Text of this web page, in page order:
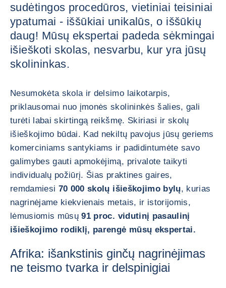
sudėtingos procedūros, vietiniai teisiniai
ypatumai - iššūkiai unikalūs, o iššūkių
daug! Mūsų ekspertai padeda sėkmingai
išieškoti skolas, nesvarbu, kur yra jūsų
skolininkas.
Nesumokėta skola ir delsimo laikotarpis,
priklausomai nuo įmonės skolininkės šalies, gali
turėti labai skirtingą reikšmę. Skiriasi ir skolų
išieškojimo būdai. Kad nekiltų pavojus jūsų geriems
komerciniams santykiams ir padidintumėte savo
galimybes gauti apmokėjimą, privalote taikyti
individualų požiūrį. Šias praktines gaires,
remdamiesi 70 000 skolų išieškojimo bylų, kurias
nagrinėjame kiekvienais metais, ir istorijomis,
lėmusiomis mūsų91 proc. vidutinį pasaulinį
išieškojimo rodiklį, parengė mūsų ekspertai.
Afrika: išankstinis ginčų nagrinėjimas
ne teismo tvarka ir delspinigiai